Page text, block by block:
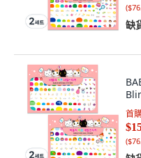
(
缺
首
(